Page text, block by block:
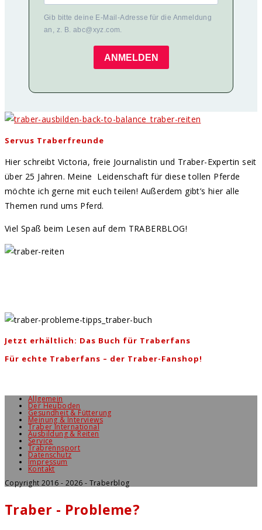
Gib bitte deine E-Mail-Adresse für die Anmeldung
an, z. B. abc@xyz.com.
ANMELDEN
Servus Traberfreunde
Hier schreibt Victoria, freie Journalistin und Traber-Expertin seit
über 25 Jahren. Meine Leidenschaft für diese tollen Pferde
möchte ich gerne mit euch teilen! Außerdem gibt’s hier alle
Themen rund ums Pferd.
Viel Spaß beim Lesen auf dem TRABERBLOG!
Jetzt erhältlich: Das Buch für Traberfans
Für echte Traberfans – der Traber-Fanshop!
Allgemein
Der Heuboden
Gesundheit & Fütterung
Meinung & Interviews
Traber International
Ausbildung & Reiten
Service
Trabrennsport
Datenschutz
Impressum
Kontakt
Copyright 2016 - 2026 - Traberblog
Traber - Probleme?